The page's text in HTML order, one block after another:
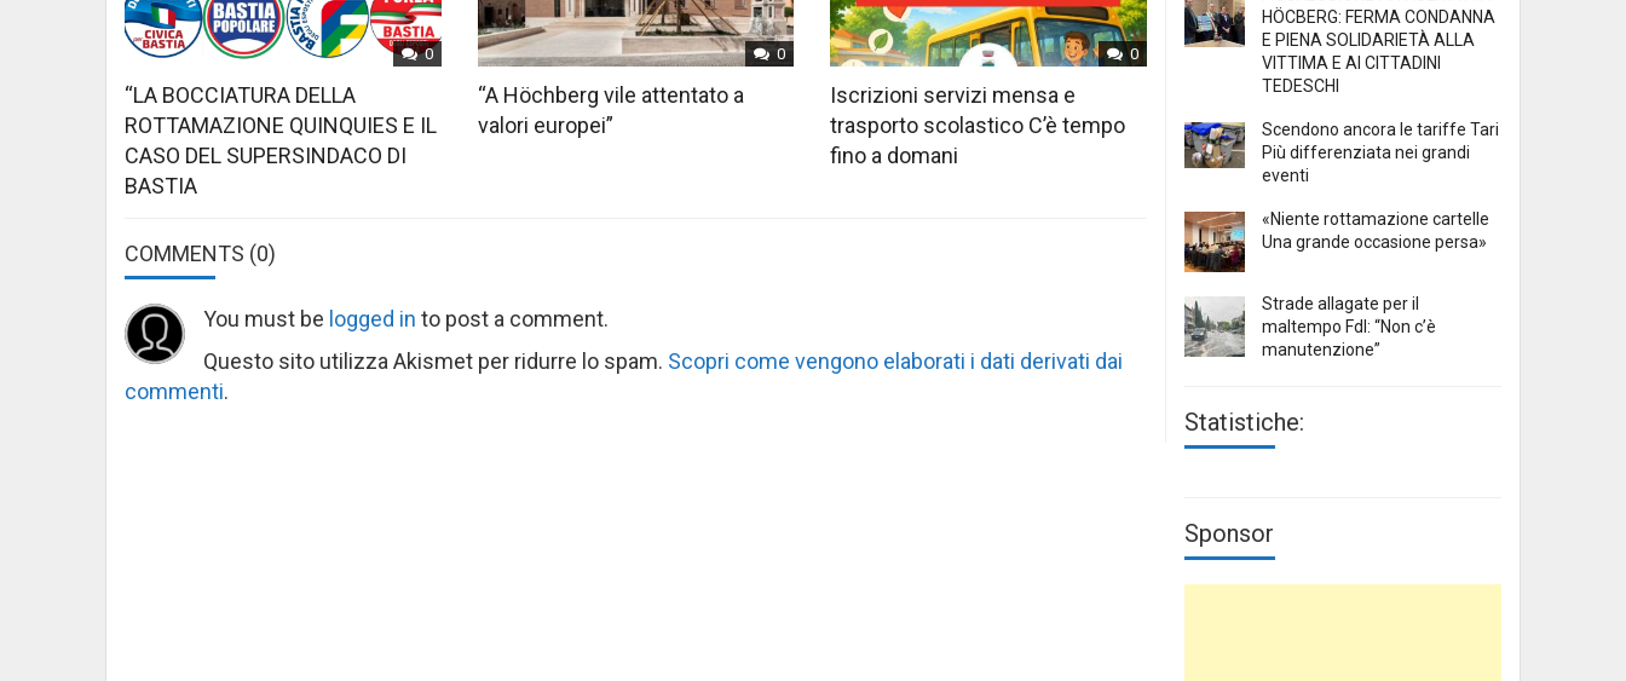
0
“LA BOCCIATURA DELLA
ROTTAMAZIONE QUINQUIES E IL
CASO DEL SUPERSINDACO DI
BASTIA
0
“A Höchberg vile attentato a
valori europei”
0
Iscrizioni servizi mensa e
trasporto scolastico C’è tempo
fino a domani
COMMENTS (0)
You must be logged in to post a comment.
Questo sito utilizza Akismet per ridurre lo spam. Scopri come vengono elaborati i dati derivati dai
commenti.
HÖCBERG: FERMA CONDANNA
E PIENA SOLIDARIETÀ ALLA
VITTIMA E AI CITTADINI
TEDESCHI
Scendono ancora le tariffe Tari
Più differenziata nei grandi
eventi
«Niente rottamazione cartelle
Una grande occasione persa»
Strade allagate per il
maltempo FdI: “Non c’è
manutenzione”
Statistiche:
Sponsor